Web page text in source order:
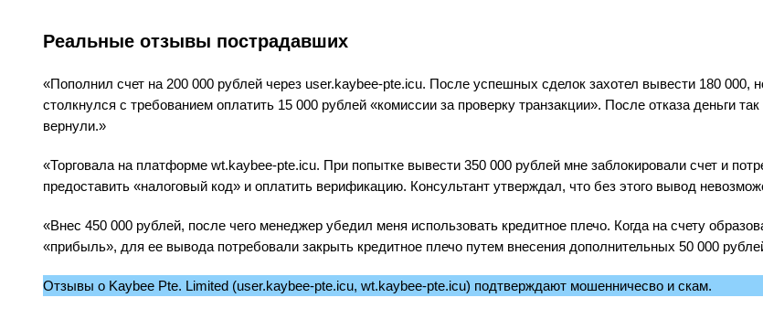
Реальные отзывы пострадавших
«Пополнил счет на 200 000 рублей через user.kaybee‑pte.icu. После успешных сделок захотел вывести 180 000,
столкнулся с требованием оплатить 15 000 рублей «комиссии за проверку транзакции». После отказа деньги так
вернули.»
«Торговала на платформе wt.kaybee‑pte.icu. При попытке вывести 350 000 рублей мне заблокировали счет и
предоставить «налоговый код» и оплатить верификацию. Консультант утверждал, что без этого вывод
«Внес 450 000 рублей, после чего менеджер убедил меня использовать кредитное плечо. Когда на счету
«прибыль», для ее вывода потребовали закрыть кредитное плечо путем внесения дополнительных 50 000
Отзывы о Kaybee Pte. Limited (user.kaybee‑pte.icu, wt.kaybee‑pte.icu) подтверждают мошенничесво и скам.